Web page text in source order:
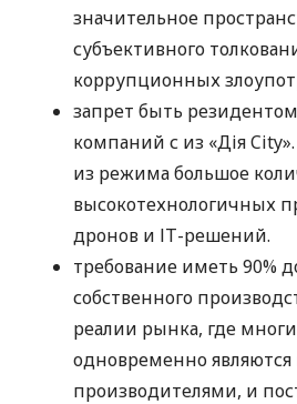
значительное
субъективного
коррупционных
запрет быть
компаний с из «Дія
из режима большое
высокотехнологичных
дронов и ІТ-решений.
требование иметь 90%
собственного
реалии рынка, где
одновременно являются
производителями, и